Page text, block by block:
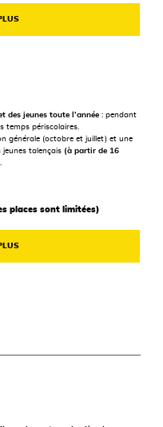
des jeunes toute l’année : pendant
temps périscolaires.
générale (octobre et juillet) et une
jeunes talençais (à partir de 16
.
places sont limitées)